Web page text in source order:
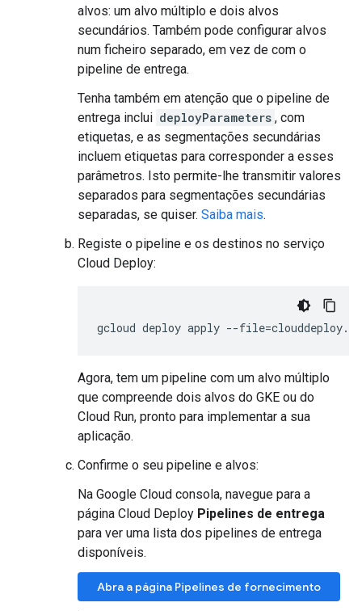
alvos: um alvo múltiplo e dois alvos
secundários. Também pode configurar alvos
num ficheiro separado, em vez de com o
pipeline de entrega.
Tenha também em atenção que o pipeline de
entrega inclui deployParameters , com
etiquetas, e as segmentações secundárias
incluem etiquetas para corresponder a esses
parâmetros. Isto permite-lhe transmitir valores
separados para segmentações secundárias
separadas, se quiser. Saiba mais.
Registe o pipeline e os destinos no serviço
Cloud Deploy:
gcloud deploy apply --file=clouddeploy.
Agora, tem um pipeline com um alvo múltiplo
que compreende dois alvos do GKE ou do
Cloud Run, pronto para implementar a sua
aplicação.
Confirme o seu pipeline e alvos:
Na Google Cloud consola, navegue para a
página Cloud Deploy Pipelines de entrega
para ver uma lista dos pipelines de entrega
disponíveis.
Abra a página Pipelines de fornecimento